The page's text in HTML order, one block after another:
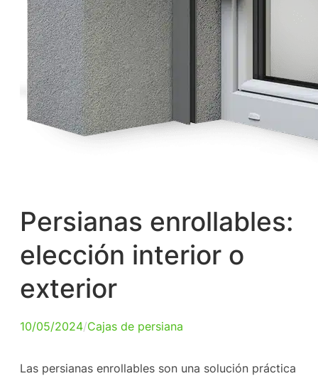
Persianas enrollables:
elección interior o
exterior
10/05/2024/Cajas de persiana
Las persianas enrollables son una solución práctica